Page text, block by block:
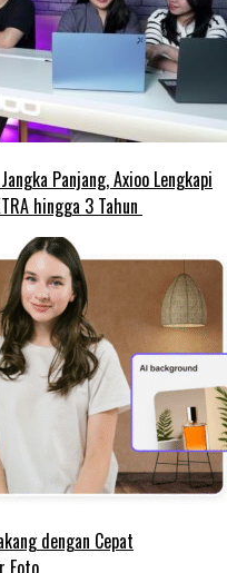
Panjang, Axioo Lengkapi
hingga 3 Tahun
dengan Cepat
Foto